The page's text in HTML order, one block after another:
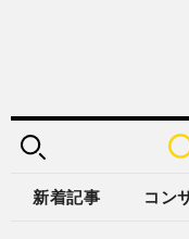
新着記事 コン